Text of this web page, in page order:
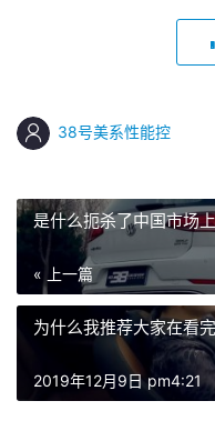
38号美系性能控
是什么扼杀了中国市场
« 上一篇
为什么我推荐大家在看
2019年12月9日 pm4:21